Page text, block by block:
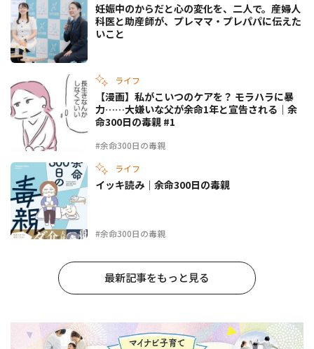
妊娠中のからだと心の変化を、二人で。産婦人
科医と助産師が、プレママ・プレパパに伝えた
いこと
ライフ
#余命300日の毒親
【漫画】私がこいつのケアを？ モラハラに暴
力……大嫌いな父が余命1年と宣告される｜余
命300日の毒親 #1
ライフ
#余命300日の毒親
イッキ読み｜余命300日の毒親
最新記事をもっと見る